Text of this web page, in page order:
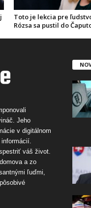
Toto je lekcia pre
Rózsa sa pustil do
Jeho
v digitálnom
váš život.
a zo
ľuďmi,